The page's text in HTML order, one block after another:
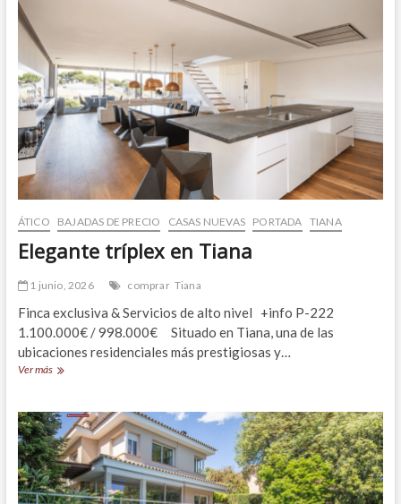
Fiesta
Mayor
de
Sant
ÁTICO BAJADAS DE PRECIO CASAS NUEVAS PORTADA TIANA
Elegante tríplex en Tiana
1 junio, 2026 comprar Tiana
Finca exclusiva & Servicios de alto nivel +info P-222
1.100.000€ / 998.000€ Situado en Tiana, una de las
ubicaciones residenciales más prestigiosas y…
Ver másElegante
Tiana